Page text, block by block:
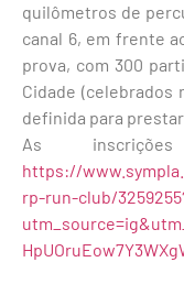
quilômetros de
canal 6, em frente
prova, com 300
Cidade (celebrados
definida para
As
https://
rp-run-club/